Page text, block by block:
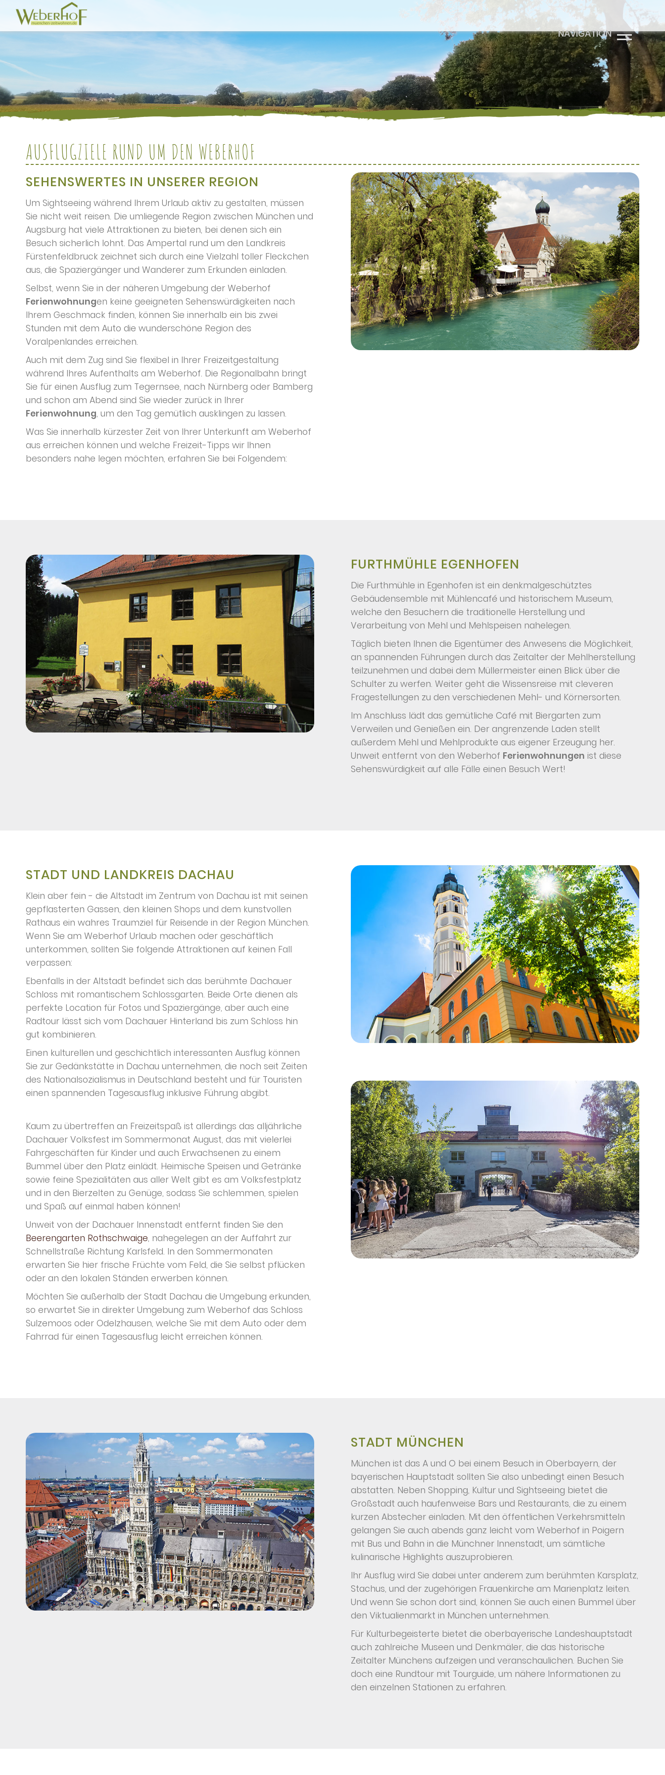
NAVIGATION
AUSFLUGZIELE RUND UM DEN WEBERHOF
SEHENSWERTES IN UNSERER REGION
Um Sightseeing während Ihrem Urlaub aktiv zu gestalten, müssen
Sie nicht weit reisen. Die umliegende Region zwischen München und
Augsburg hat viele Attraktionen zu bieten, bei denen sich ein
Besuch sicherlich lohnt. Das Ampertal rund um den Landkreis
Fürstenfeldbruck zeichnet sich durch eine Vielzahl toller Fleckchen
aus, die Spaziergänger und Wanderer zum Erkunden einladen.
Selbst, wenn Sie in der näheren Umgebung der Weberhof
Ferienwohnungen keine geeigneten Sehenswürdigkeiten nach
Ihrem Geschmack finden, können Sie innerhalb ein bis zwei
Stunden mit dem Auto die wunderschöne Region des
Voralpenlandes erreichen.
Auch mit dem Zug sind Sie flexibel in Ihrer Freizeitgestaltung
während Ihres Aufenthalts am Weberhof. Die Regionalbahn bringt
Sie für einen Ausflug zum Tegernsee, nach Nürnberg oder Bamberg
und schon am Abend sind Sie wieder zurück in Ihrer
Ferienwohnung, um den Tag gemütlich ausklingen zu lassen.
Was Sie innerhalb kürzester Zeit von Ihrer Unterkunft am Weberhof
aus erreichen können und welche Freizeit-Tipps wir Ihnen
besonders nahe legen möchten, erfahren Sie bei Folgendem:
FURTHMÜHLE EGENHOFEN
Die Furthmühle in Egenhofen ist ein denkmalgeschütztes
Gebäudensemble mit Mühlencafé und historischem Museum,
welche den Besuchern die traditionelle Herstellung und
Verarbeitung von Mehl und Mehlspeisen nahelegen.
Täglich bieten Ihnen die Eigentümer des Anwesens die Möglichkeit,
an spannenden Führungen durch das Zeitalter der Mehlherstellung
teilzunehmen und dabei dem Müllermeister einen Blick über die
Schulter zu werfen. Weiter geht die Wissensreise mit cleveren
Fragestellungen zu den verschiedenen Mehl- und Körnersorten.
Im Anschluss lädt das gemütliche Café mit Biergarten zum
Verweilen und Genießen ein. Der angrenzende Laden stellt
außerdem Mehl und Mehlprodukte aus eigener Erzeugung her.
Unweit entfernt von den Weberhof Ferienwohnungen ist diese
Sehenswürdigkeit auf alle Fälle einen Besuch Wert!
STADT UND LANDKREIS DACHAU
Klein aber fein - die Altstadt im Zentrum von Dachau ist mit seinen
gepflasterten Gassen, den kleinen Shops und dem kunstvollen
Rathaus ein wahres Traumziel für Reisende in der Region München.
Wenn Sie am Weberhof Urlaub machen oder geschäftlich
unterkommen, sollten Sie folgende Attraktionen auf keinen Fall
verpassen:
Ebenfalls in der Altstadt befindet sich das berühmte Dachauer
Schloss mit romantischem Schlossgarten. Beide Orte dienen als
perfekte Location für Fotos und Spaziergänge, aber auch eine
Radtour lässt sich vom Dachauer Hinterland bis zum Schloss hin
gut kombinieren.
Einen kulturellen und geschichtlich interessanten Ausflug können
Sie zur Gedänkstätte in Dachau unternehmen, die noch seit Zeiten
des Nationalsozialismus in Deutschland besteht und für Touristen
einen spannenden Tagesausflug inklusive Führung abgibt.
Kaum zu übertreffen an Freizeitspaß ist allerdings das alljährliche
Dachauer Volksfest im Sommermonat August, das mit vielerlei
Fahrgeschäften für Kinder und auch Erwachsenen zu einem
Bummel über den Platz einlädt. Heimische Speisen und Getränke
sowie feine Spezialitäten aus aller Welt gibt es am Volksfestplatz
und in den Bierzelten zu Genüge, sodass Sie schlemmen, spielen
und Spaß auf einmal haben können!
Unweit von der Dachauer Innenstadt entfernt finden Sie den
Beerengarten Rothschwaige, nahegelegen an der Auffahrt zur
Schnellstraße Richtung Karlsfeld. In den Sommermonaten
erwarten Sie hier frische Früchte vom Feld, die Sie selbst pflücken
oder an den lokalen Ständen erwerben können.
Möchten Sie außerhalb der Stadt Dachau die Umgebung erkunden,
so erwartet Sie in direkter Umgebung zum Weberhof das Schloss
Sulzemoos oder Odelzhausen, welche Sie mit dem Auto oder dem
Fahrrad für einen Tagesausflug leicht erreichen können.
STADT MÜNCHEN
München ist das A und O bei einem Besuch in Oberbayern, der
bayerischen Hauptstadt sollten Sie also unbedingt einen Besuch
abstatten. Neben Shopping, Kultur und Sightseeing bietet die
Großstadt auch haufenweise Bars und Restaurants, die zu einem
kurzen Abstecher einladen. Mit den öffentlichen Verkehrsmitteln
gelangen Sie auch abends ganz leicht vom Weberhof in Poigern
mit Bus und Bahn in die Münchner Innenstadt, um sämtliche
kulinarische Highlights auszuprobieren.
Ihr Ausflug wird Sie dabei unter anderem zum berühmten Karsplatz,
Stachus, und der zugehörigen Frauenkirche am Marienplatz leiten.
Und wenn Sie schon dort sind, können Sie auch einen Bummel über
den Viktualienmarkt in München unternehmen.
Für Kulturbegeisterte bietet die oberbayerische Landeshauptstadt
auch zahlreiche Museen und Denkmäler, die das historische
Zeitalter Münchens aufzeigen und veranschaulichen. Buchen Sie
doch eine Rundtour mit Tourguide, um nähere Informationen zu
den einzelnen Stationen zu erfahren.